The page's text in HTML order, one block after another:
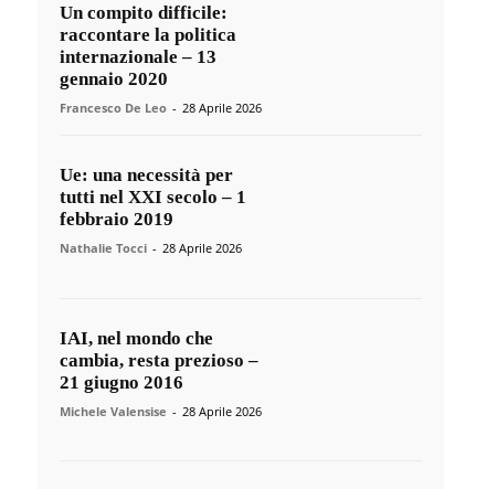
Un compito difficile:
raccontare la politica
internazionale – 13
gennaio 2020
Francesco De Leo - 28 Aprile 2026
Ue: una necessità per
tutti nel XXI secolo – 1
febbraio 2019
Nathalie Tocci - 28 Aprile 2026
IAI, nel mondo che
cambia, resta prezioso –
21 giugno 2016
Michele Valensise - 28 Aprile 2026